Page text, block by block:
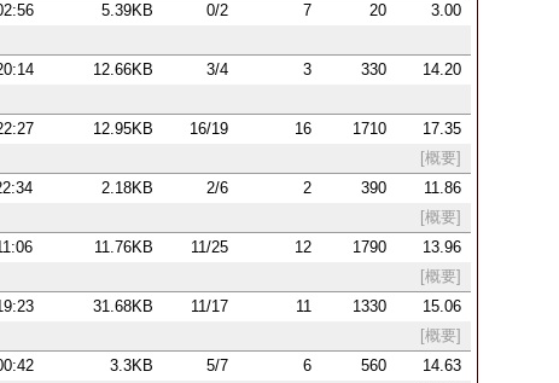
5.39KB 0/2 7 20
3.00
12.66KB 3/4 3 330
14.20
12.95KB 16/19 16 1710
17.35
[概要]
2.18KB 2/6 2 390
11.86
[概要]
11.76KB 11/25 12 1790
13.96
[概要]
31.68KB 11/17 11 1330
15.06
[概要]
3.3KB 5/7 6 560
14.63